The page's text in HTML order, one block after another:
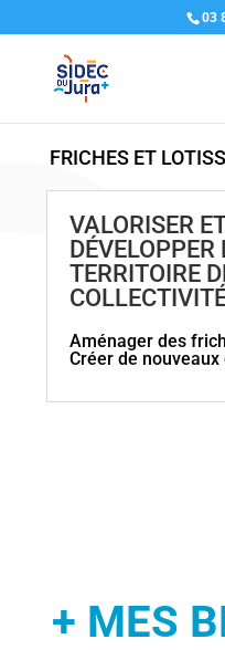
03
FRICHES ET
VALORISER ET
DÉVELOPPER
TERRITOIRE
Aménager des
Créer de
+ MES